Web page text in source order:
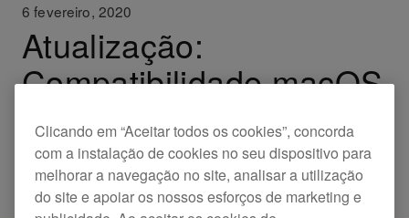
6 fevereiro, 2020
Atualização:
Compatibilidade macOS
Catalina 10.15
Updates
Clicando em “Aceitar todos os cookies”, concorda
com a instalação de cookies no seu dispositivo para
melhorar a navegação no site, analisar a utilização
do site e apoiar os nossos esforços de marketing e